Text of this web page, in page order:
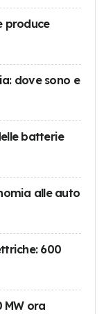
produce
dove sono e
batterie
alle auto
600
MW ora